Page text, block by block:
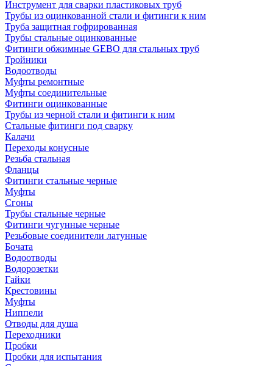
Инструмент для сварки пластиковых труб
Трубы из оцинкованной стали и фитинги к ним
Труба защитная гофрированная
Трубы стальные оцинкованные
Фитинги обжимные GEBO для стальных труб
Тройники
Водоотводы
Муфты ремонтные
Муфты соединительные
Фитинги оцинкованные
Трубы из черной стали и фитинги к ним
Стальные фитинги под сварку
Калачи
Переходы конусные
Резьба стальная
Фланцы
Фитинги стальные черные
Муфты
Сгоны
Трубы стальные черные
Фитинги чугунные черные
Резьбовые соединители латунные
Бочата
Водоотводы
Водорозетки
Гайки
Крестовины
Муфты
Ниппели
Отводы для душа
Переходники
Пробки
Пробки для испытания